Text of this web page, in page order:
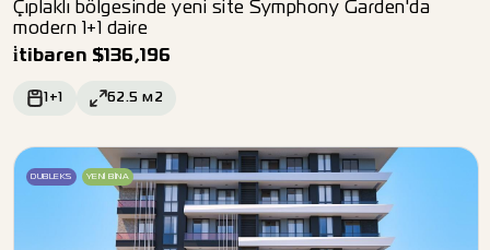
Çıplaklı bölgesinde yeni site Symphony Garden'da
modern 1+1 daire
i̇tibaren $ 136,196
1+1 62.5 м2
DUBLEKS YENI BINA